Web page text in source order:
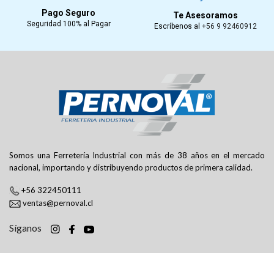
Pago Seguro
Seguridad 100% al Pagar
Te Asesoramos
Escríbenos al +56 9 92460912
Somos una Ferretería Industrial con más de 38 años en el mercado
nacional, importando y distribuyendo productos de primera calidad.
+56 322450111
ventas@pernoval.cl
Síganos